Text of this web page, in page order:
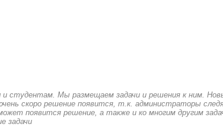
студентам. Мы размещаем задачи и решения к ним.
скоро решение появится, т.к. администраторы
появится решение, а также и ко многим другим
задачи